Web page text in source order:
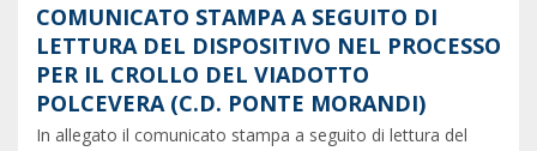
COMUNICATO STAMPA A SEGUITO DI
LETTURA DEL DISPOSITIVO NEL PROCESSO
PER IL CROLLO DEL VIADOTTO
POLCEVERA (C.D. PONTE MORANDI)
In allegato il comunicato stampa a seguito di lettura del